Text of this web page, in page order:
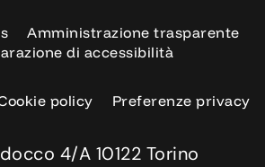
Amministrazione trasparente
di accessibilità
policy Preferenze privacy
4/A 10122 Torino